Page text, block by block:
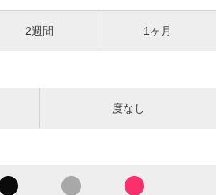
2週間 1ヶ月
度なし